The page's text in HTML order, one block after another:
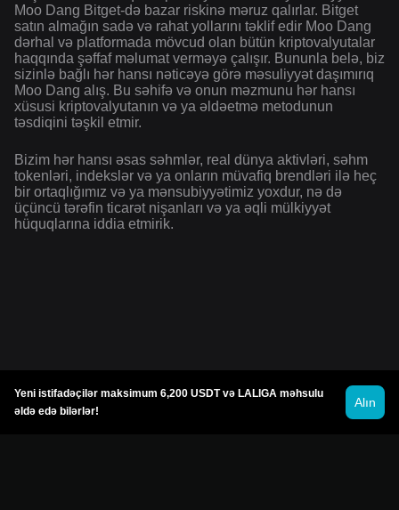
Moo Dang Bitget-də bazar riskinə məruz qalırlar. Bitget
satın almağın sadə və rahat yollarını təklif edir Moo Dang
dərhal və platformada mövcud olan bütün kriptovalyutalar
haqqında şəffaf məlumat verməyə çalışır. Bununla belə, biz
sizinlə bağlı hər hansı nəticəyə görə məsuliyyət daşımırıq
Moo Dang alış. Bu səhifə və onun məzmunu hər hansı
xüsusi kriptovalyutanın və ya əldəetmə metodunun
təsdiqini təşkil etmir.
Bizim hər hansı əsas səhmlər, real dünya aktivləri, səhm
tokenləri, indekslər və ya onların müvafiq brendləri ilə heç
bir ortaqlığımız və ya mənsubiyyətimiz yoxdur, nə də
üçüncü tərəfin ticarət nişanları və ya əqli mülkiyyət
hüquqlarına iddia etmirik.
Yeni istifadəçilər maksimum 6,200 USDT və LALIGA məhsulu
əldə edə bilərlər!
Alın